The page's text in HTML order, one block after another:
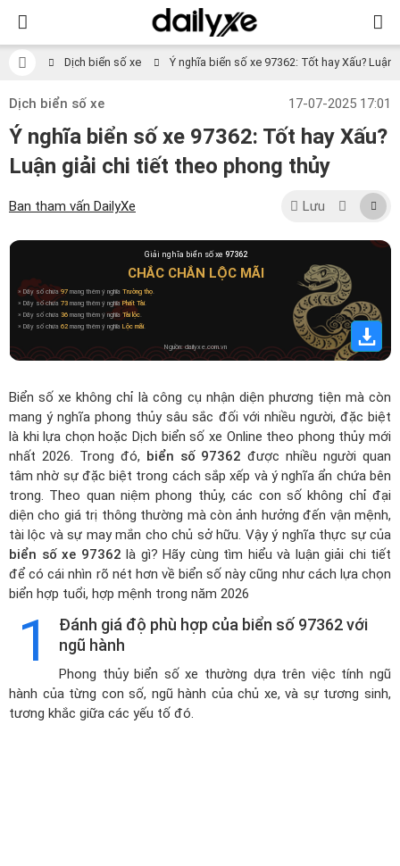
Dịch biển số xe Ý nghĩa biển số xe 97362: Tốt hay Xấu?
Dịch biển số xe 17-07-2025 17:01
Ý nghĩa biển số xe 97362: Tốt hay Xấu?
Luận giải chi tiết theo phong thủy
Ban tham vấn DailyXe Lưu
Giải nghĩa biển số xe 97362
CHẮC CHẮN LỘC MÃI
» Dãy số chứa97 mang thêm ý nghĩa Trường thọ.
» Dãy số chứa 73 mang thêm ý nghĩaPhất Tài.
» Dãy số chứa 36 mang thêm ý nghĩaTài lộc.
» Dãy số chứa 62 mang thêm ý nghĩa Lộc mãi.
Nguồn: dailyxe.com.vn
Biển số xe không chỉ là công cụ nhận diện phương tiện mà còn
mang ý nghĩa phong thủy sâu sắc đối với nhiều người, đặc biệt
là khi lựa chọn hoặcDịch biển số xe Online theo phong thủy mới
nhất 2026. Trong đó, biển số 97362 được nhiều người quan
tâm nhờ sự đặc biệt trong cách sắp xếp và ý nghĩa ẩn chứa bên
trong. Theo quan niệm phong thủy, các con số không chỉ đại
diện cho giá trị thông thường mà còn ảnh hưởng đến vận mệnh,
tài lộc và sự may mắn cho chủ sở hữu. Vậy ý nghĩa thực sự của
biển số xe 97362 là gì? Hãy cùng tìm hiểu và luận giải chi tiết
để có cái nhìn rõ nét hơn về biển số này cũng như cách lựa chọn
biển hợp tuổi, hợp mệnh trong năm 2026
1
Đánh giá độ phù hợp của biển số 97362 với
ngũ hành
Phong thủy biển số xe thường dựa trên việc tính ngũ
hành của từng con số, ngũ hành của chủ xe, và sự tương sinh,
tương khắc giữa các yếu tố đó.